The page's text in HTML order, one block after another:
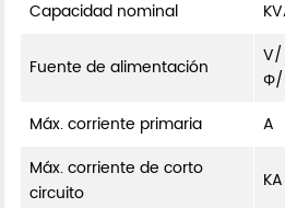
Capacidad nominal
Fuente de alimentación
V/
Φ/
Máx. corriente primaria A
Máx. corriente de corto
circuito
KA